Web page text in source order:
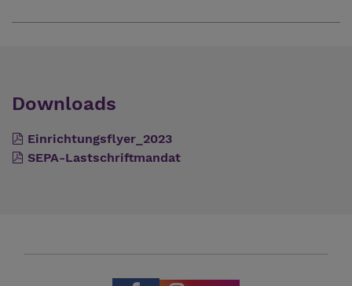
Downloads
Einrichtungsflyer_2023
SEPA-Lastschriftmandat